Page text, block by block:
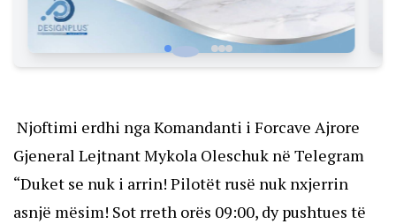
Njoftimi erdhi nga Komandanti i Forcave Ajrore
Gjeneral Lejtnant Mykola Oleschuk në Telegram
“Duket se nuk i arrin! Pilotët rusë nuk nxjerrin
asnjë mësim! Sot rreth orës 09:00, dy pushtues të